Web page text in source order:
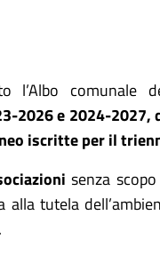
l’Albo comunale
2026 e 2024-2027,
iscritte per il
senza
tutela